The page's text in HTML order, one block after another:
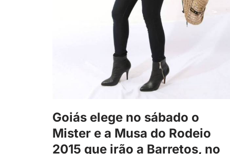
Goiás elege no sábado o
Mister e a Musa do Rodeio
2015 que irão a Barretos, no